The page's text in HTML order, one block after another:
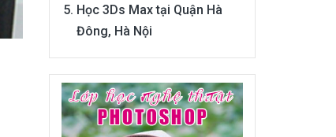
Học 3Ds Max tại Quận Hà
Đông, Hà Nội